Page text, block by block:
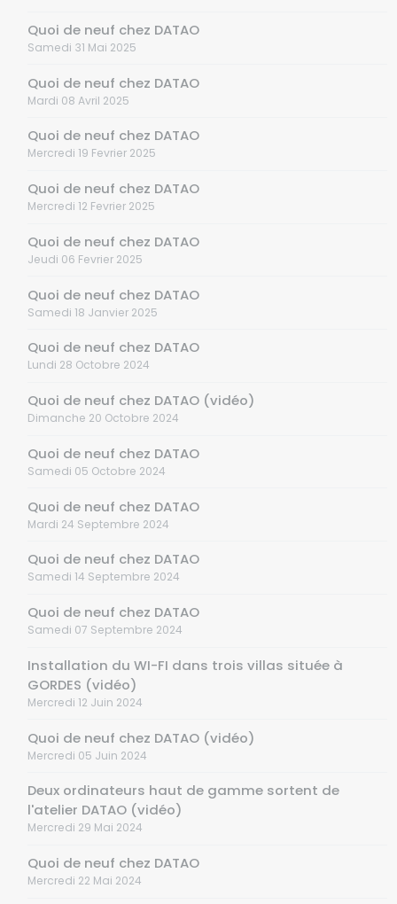
Quoi de neuf chez DATAO
Samedi 31 Mai 2025
Quoi de neuf chez DATAO
Mardi 08 Avril 2025
Quoi de neuf chez DATAO
Mercredi 19 Fevrier 2025
Quoi de neuf chez DATAO
Mercredi 12 Fevrier 2025
Quoi de neuf chez DATAO
Jeudi 06 Fevrier 2025
Quoi de neuf chez DATAO
Samedi 18 Janvier 2025
Quoi de neuf chez DATAO
Lundi 28 Octobre 2024
Quoi de neuf chez DATAO (vidéo)
Dimanche 20 Octobre 2024
Quoi de neuf chez DATAO
Samedi 05 Octobre 2024
Quoi de neuf chez DATAO
Mardi 24 Septembre 2024
Quoi de neuf chez DATAO
Samedi 14 Septembre 2024
Quoi de neuf chez DATAO
Samedi 07 Septembre 2024
Installation du WI-FI dans trois villas située à
GORDES (vidéo)
Mercredi 12 Juin 2024
Quoi de neuf chez DATAO (vidéo)
Mercredi 05 Juin 2024
Deux ordinateurs haut de gamme sortent de
l'atelier DATAO (vidéo)
Mercredi 29 Mai 2024
Quoi de neuf chez DATAO
Mercredi 22 Mai 2024